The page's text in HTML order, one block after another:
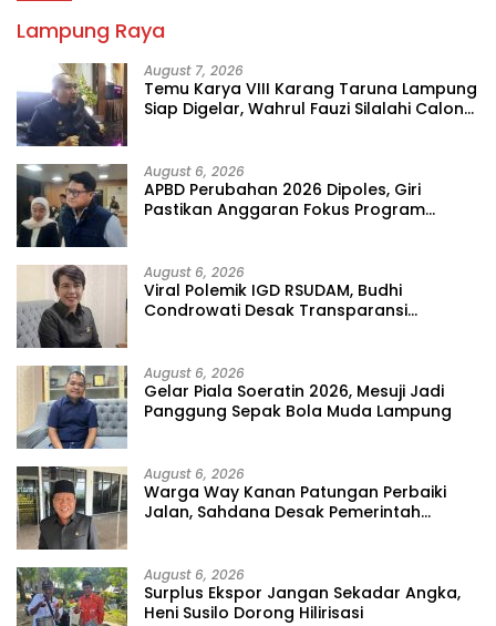
Lampung Raya
August 7, 2026
Temu Karya VIII Karang Taruna Lampung
Siap Digelar, Wahrul Fauzi Silalahi Calon
August 6, 2026
APBD Perubahan 2026 Dipoles, Giri
Pastikan Anggaran Fokus Program
August 6, 2026
Viral Polemik IGD RSUDAM, Budhi
Condrowati Desak Transparansi
August 6, 2026
Gelar Piala Soeratin 2026, Mesuji Jadi
Panggung Sepak Bola Muda Lampung
August 6, 2026
Warga Way Kanan Patungan Perbaiki
Jalan, Sahdana Desak Pemerintah
August 6, 2026
Surplus Ekspor Jangan Sekadar Angka,
Heni Susilo Dorong Hilirisasi